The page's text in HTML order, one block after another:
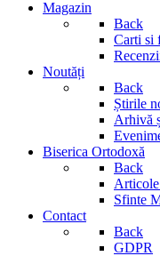
Magazin
Back
Carti si
Noutăți
Back
Știrile
Arhivă
Biserica Ortodoxă
Back
Sfinte
Contact
Back
GDPR